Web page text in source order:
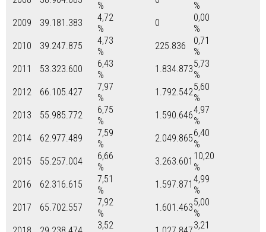
%
%
2009
39.181.383
4,72
%
0
0,00
%
2010
39.247.875
4,73
%
225.836
0,71
%
2011
53.323.600
6,43
%
1.834.8735,73
%
2012
66.105.427
7,97
%
1.792.5425,60
%
2013
55.985.772
6,75
%
1.590.6464,97
%
2014
62.977.489
7,59
%
2.049.8656,40
%
2015
55.257.004
6,66
%
3.263.601 10,20
%
2016
62.316.615
7,51
%
1.597.871 4,99
%
2017
65.702.557
7,92
%
1.601.4635,00
%
3,52
3,21